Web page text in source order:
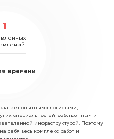
1
времени
опытными логистами,
специальностей, собственным и
инфраструктурой. Поэтому
себя весь комплекс работ и